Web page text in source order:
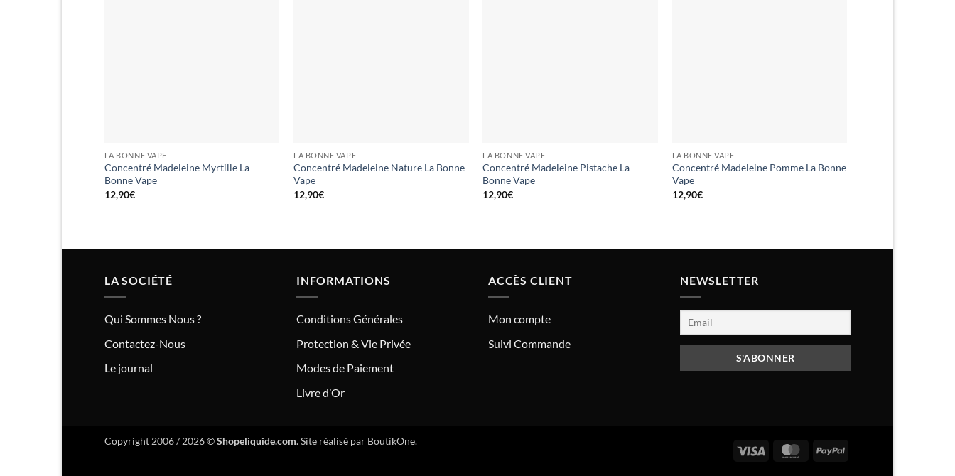
LA BONNE VAPE
Concentré Madeleine Myrtille La
Bonne Vape
12,90€
LA BONNE VAPE
Concentré Madeleine Nature La Bonne
Vape
12,90€
LA BONNE VAPE
Concentré Madeleine Pistache La
Bonne Vape
12,90€
LA BONNE VAPE
Concentré Madeleine Pomme La Bonne
Vape
12,90€
LA SOCIÉTÉ
Qui Sommes Nous ?
Contactez-Nous
Le journal
INFORMATIONS
Conditions Générales
Protection & Vie Privée
Modes de Paiement
Livre d’Or
ACCÈS CLIENT
Mon compte
Suivi Commande
NEWSLETTER
Visa MasterCardPayPal
Copyright 2006 / 2026 ©Shopeliquide.com. Site réalisé par BoutikOne.